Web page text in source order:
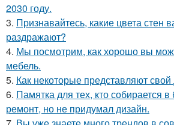
2030 году.
3. Признавайтесь, какие цвета стен
раздражают?
4. Мы посмотрим, как хорошо вы
мебель.
5. Как некоторые представляют
6. Памятка для тех, кто собирается
ремонт, но не придумал дизайн.